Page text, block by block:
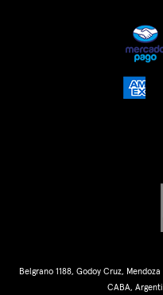
Belgrano 1188, Godoy Cruz,
CABA,